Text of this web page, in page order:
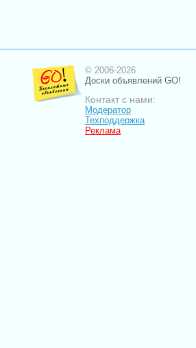
© 2006-2026
Доски объявлений GO!
Контакт с нами:
Модератор
Техподдержка
Реклама